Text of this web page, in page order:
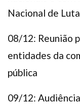
Nacional de
08/12: Reunião
entidades da
pública
09/12: